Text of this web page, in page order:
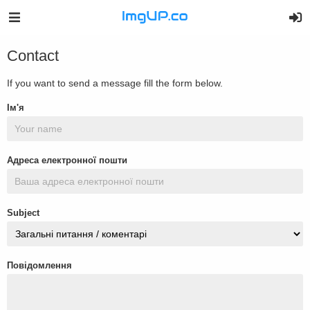
Contact
If you want to send a message fill the form below.
Ім'я
Адреса електронної пошти
Subject
Повідомлення